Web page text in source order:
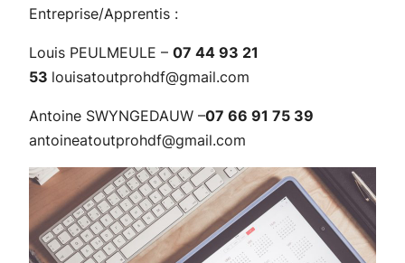
Entreprise/Apprentis :
Louis PEULMEULE – 07 44 93 21
53 louisatoutprohdf@gmail.com
Antoine SWYNGEDAUW –07 66 91 75 39
antoineatoutprohdf@gmail.com